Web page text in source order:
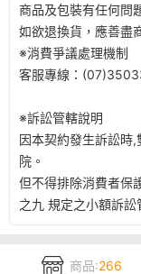
商品及包裝有任何問
如欲退換貨，應善盡
※消費爭議處理機制​
客服專線：
※訴訟管轄說明​
因本契約發生訴訟時
院。​
但不得排除消費者保
之九 規定之小額訴訟
商品:266